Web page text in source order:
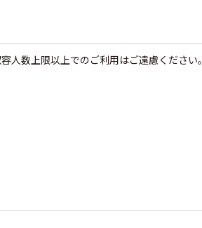
人数上限以上でのご利用はご遠慮ください。